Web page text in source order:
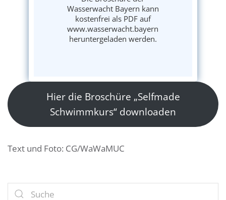
Wasserwacht Bayern kann
kostenfrei als PDF auf
www.wasserwacht.bayern
heruntergeladen werden.
Hier die Broschüre „Selfmade
Schwimmkurs“ downloaden
Text und Foto: CG/WaWaMUC